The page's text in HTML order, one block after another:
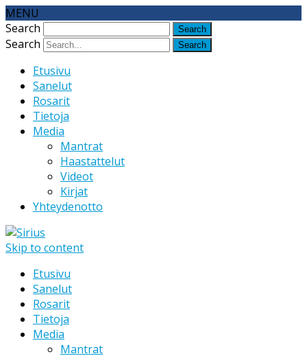
MENU
Search
Search
Etusivu
Sanelut
Rosarit
Tietoja
Media
Mantrat
Haastattelut
Videot
Kirjat
Yhteydenotto
Skip to content
Etusivu
Sanelut
Rosarit
Tietoja
Media
Mantrat